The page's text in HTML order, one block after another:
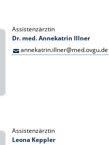
Assistenzärztin
Dr. med. Annekatrin Illner
annekatrin.illner@med.ovgu.de
Assistenzärztin
Leona Keppler